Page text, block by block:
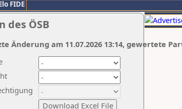
FIDE
des ÖSB
Änderung am 11.07.2026 13:14, gewertete